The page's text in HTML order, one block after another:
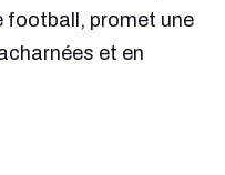
football, promet une
et en